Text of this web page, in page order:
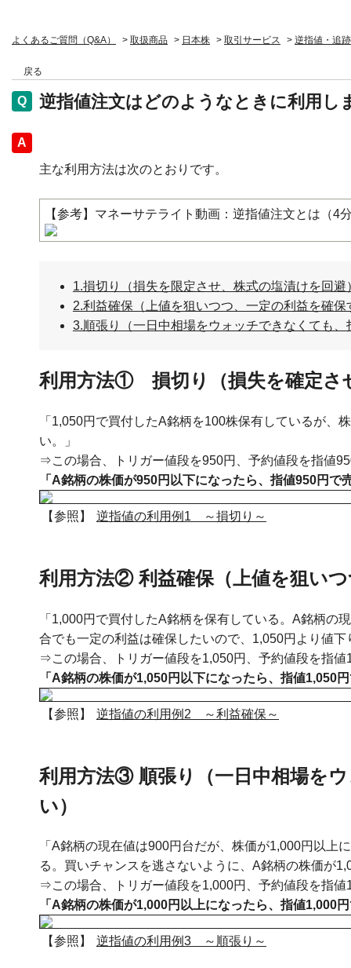
よくあるご質問（Q&A） > 取扱商品 > 日本株 > 取引サービス > 逆指値・追
戻る
逆指値注文はどのようなときに利用し
回答
主な利用方法は次のとおりです。
【参考】マネーサテライト動画：逆指値注文とは（4
1.損切り（損失を限定させ、株式の塩漬けを回避
2.利益確保（上値を狙いつつ、一定の利益を確保
3.順張り（一日中相場をウォッチできなくても
利用方法① 損切り（損失を確定さ
「1,050円で買付したA銘柄を100株保有しているが
い。」
⇒この場合、トリガー値段を950円、予約値段を指値
「A銘柄の株価が950円以下になったら、指値950円で
【参照】 逆指値の利用例1 ～損切り～
利用方法② 利益確保（上値を狙い
「1,000円で買付したA銘柄を保有している。A銘柄
合でも一定の利益は確保したいので、1,050円より値
⇒この場合、トリガー値段を1,050円、予約値段を指
「A銘柄の株価が1,050円以下になったら、指値1,050
【参照】 逆指値の利用例2 ～利益確保～
利用方法③ 順張り（一日中相場を
い）
「A銘柄の現在値は900円台だが、株価が1,000円以
る。買いチャンスを逃さないように、A銘柄の株価が
⇒この場合、トリガー値段を1,000円、予約値段を指
「A銘柄の株価が1,000円以上になったら、指値1,000
【参照】 逆指値の利用例3 ～順張り～